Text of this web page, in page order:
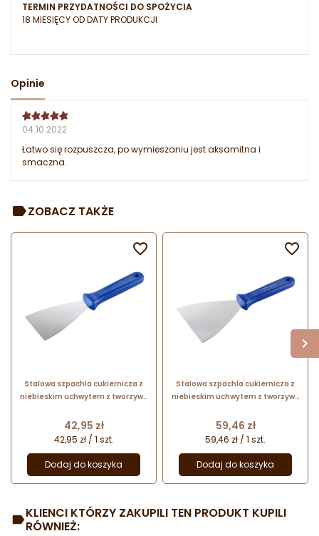
TERMIN PRZYDATNOŚCI DO SPOŻYCIA
18 MIESIĘCY OD DATY PRODUKCJI
Opinie
04.10.2022
Łatwo się rozpuszcza, po wymieszaniu jest aksamitna i
smaczna.
ZOBACZ TAKŻE
Stalowa szpachla cukiernicza z
niebieskim uchwytem z tworzywa
68675 Thermohauser
Cena
42,95 zł
42,95 zł / 1 szt.
Dodaj do koszyka

Stalowa szpachla cukiernicza z
niebieskim uchwytem z tworzywa
68695 Thermohauser
Cena
59,46 zł
59,46 zł / 1 szt.
Dodaj do koszyka

KLIENCI KTÓRZY ZAKUPILI TEN PRODUKT KUPILI
RÓWNIEŻ: